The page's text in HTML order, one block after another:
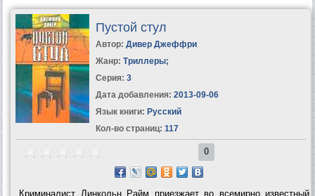
Пустой стул
Автор: Дивер Джеффри
Жанр: Триллеры;
Серия: 3
Дата добавления: 2013-09-06
Язык книги: Русский
Кол-во страниц: 117
0
Криминалист Линкольн Райм приезжает во всемирно известный